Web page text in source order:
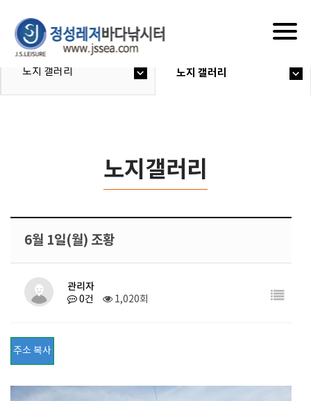
노지 갤러리 노지 갤러리
노지갤러리
6월 1일(월) 조황
관리자
0건 1,020회
주소 복사